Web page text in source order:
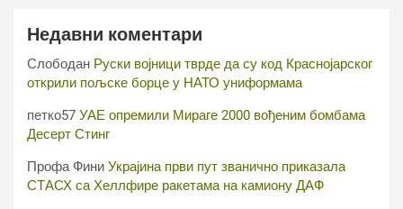
Недавни коментари
Слободан Руски војници тврде да су код Краснојарског
открили пољске борце у НАТО униформама
петко57 УАЕ опремили Мираге 2000 вођеним бомбама
Десерт Стинг
Профа Фини Украјина први пут званично приказала
СТАСХ са Хеллфире ракетама на камиону ДАФ